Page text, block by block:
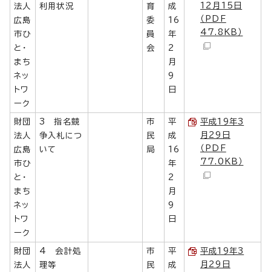
法人
広島
市ひ
と・
まち
ネッ
トワ
ーク
利用状況
育
委
員
会
成
16
年
2
月
9
日
12月15日
（PDF
47.8KB）
財団
法人
広島
市ひ
と・
まち
ネッ
トワ
ーク
3 指名競
争入札につ
いて
市
民
局
平
成
16
年
2
月
9
日
平成19年3
月29日
（PDF
77.0KB）
財団
法人
4 会計処
理等
市
民
平
成
平成19年3
月29日